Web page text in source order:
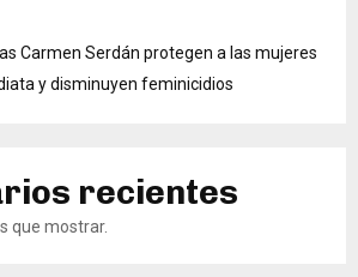
Carmen Serdán protegen a las mujeres
y disminuyen feminicidios
recientes
que mostrar.